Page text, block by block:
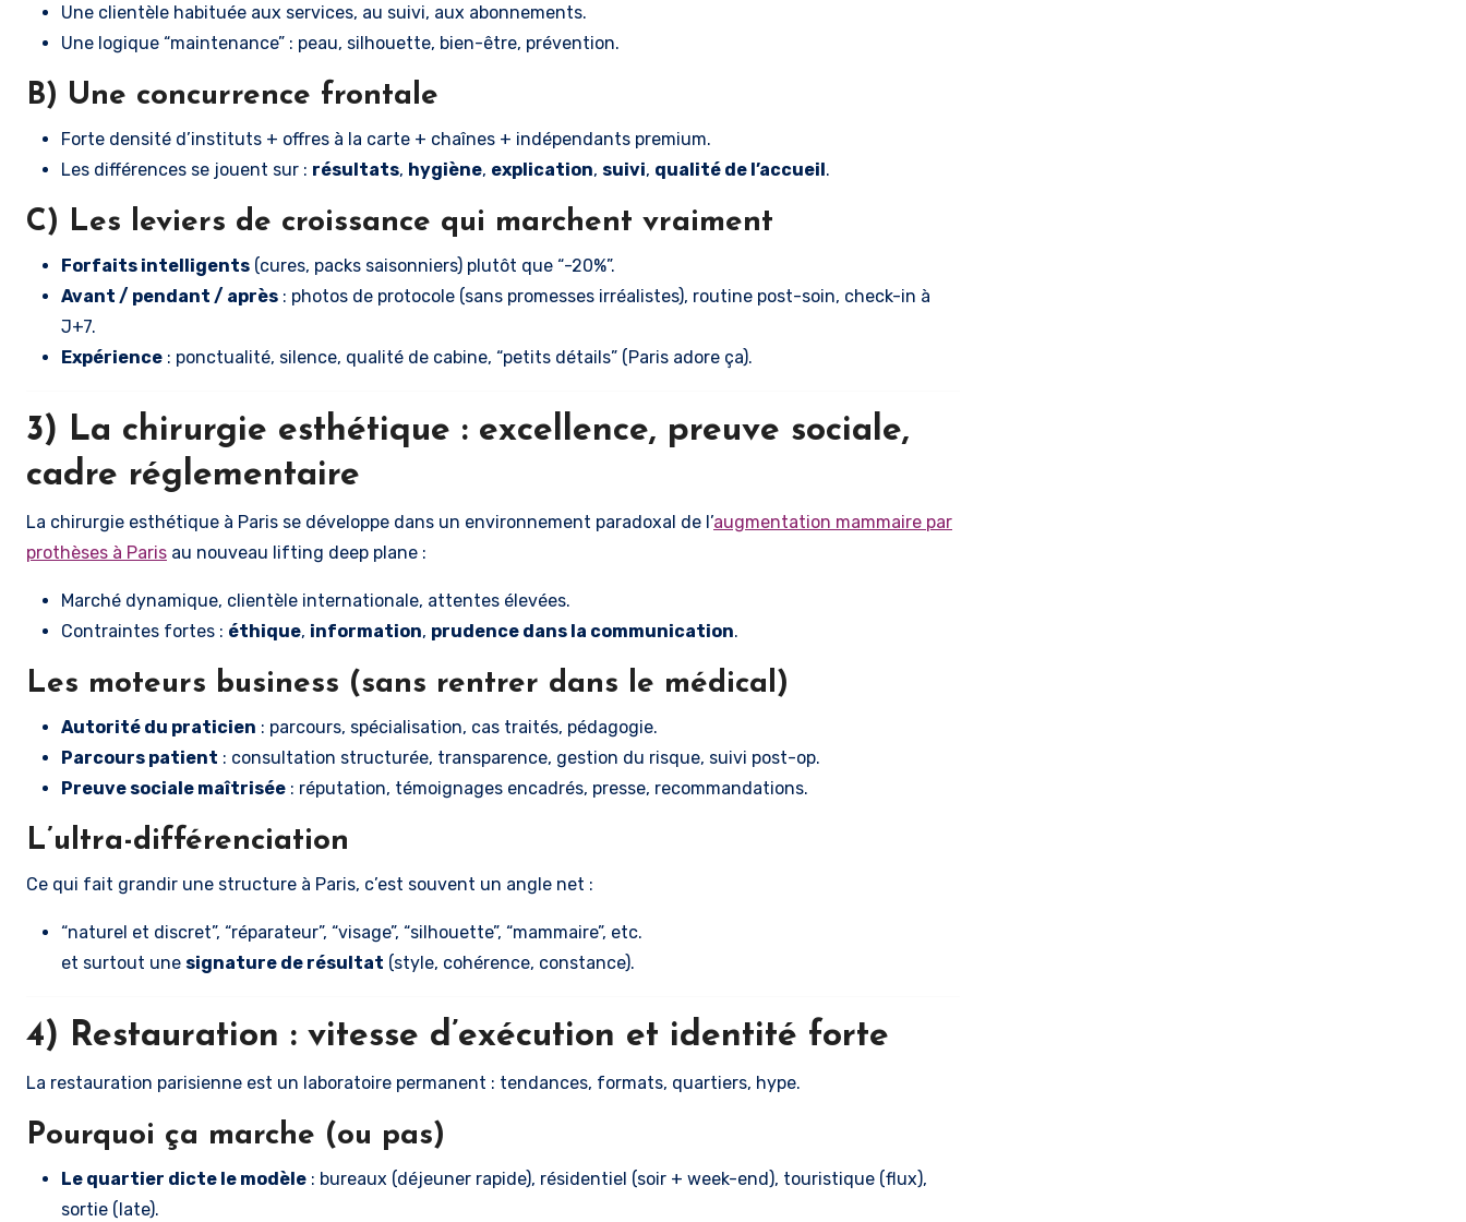
Une clientèle habituée aux services, au suivi, aux abonnements.
Une logique “maintenance” : peau, silhouette, bien-être, prévention.
B) Une concurrence frontale
Forte densité d’instituts + offres à la carte + chaînes + indépendants premium.
Les différences se jouent sur : résultats, hygiène, explication, suivi, qualité de l’accueil .
C) Les leviers de croissance qui marchent vraiment
Forfaits intelligents (cures, packs saisonniers) plutôt que “-20%”.
Avant / pendant / après : photos de protocole (sans promesses irréalistes), routine post-soin, check-in à
J+7.
Expérience : ponctualité, silence, qualité de cabine, “petits détails” (Paris adore ça).
3) La chirurgie esthétique : excellence, preuve sociale,
cadre réglementaire
La chirurgie esthétique à Paris se développe dans un environnement paradoxal de l’augmentation mammaire par
prothèses à Paris au nouveau lifting deep plane :
Marché dynamique, clientèle internationale, attentes élevées.
Contraintes fortes : éthique, information, prudence dans la communication.
Les moteurs business (sans rentrer dans le médical)
Autorité du praticien : parcours, spécialisation, cas traités, pédagogie.
Parcours patient : consultation structurée, transparence, gestion du risque, suivi post-op.
Preuve sociale maîtrisée : réputation, témoignages encadrés, presse, recommandations.
L’ultra-différenciation
Ce qui fait grandir une structure à Paris, c’est souvent un angle net :
“naturel et discret”, “réparateur”, “visage”, “silhouette”, “mammaire”, etc.
et surtout une signature de résultat (style, cohérence, constance).
4) Restauration : vitesse d’exécution et identité forte
La restauration parisienne est un laboratoire permanent : tendances, formats, quartiers, hype.
Pourquoi ça marche (ou pas)
Le quartier dicte le modèle : bureaux (déjeuner rapide), résidentiel (soir + week-end), touristique (flux),
sortie (late).